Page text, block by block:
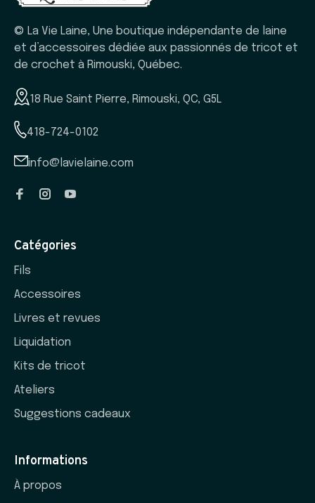
© La Vie Laine, Une boutique indépendante de laine
et d’accessoires dédiée aux passionnés de tricot et
de crochet à Rimouski, Québec.
18 Rue Saint Pierre, Rimouski, QC, G5L
418-724-0102
info@lavielaine.com
Catégories
Fils
Accessoires
Livres et revues
Liquidation
Kits de tricot
Ateliers
Suggestions cadeaux
Informations
À propos